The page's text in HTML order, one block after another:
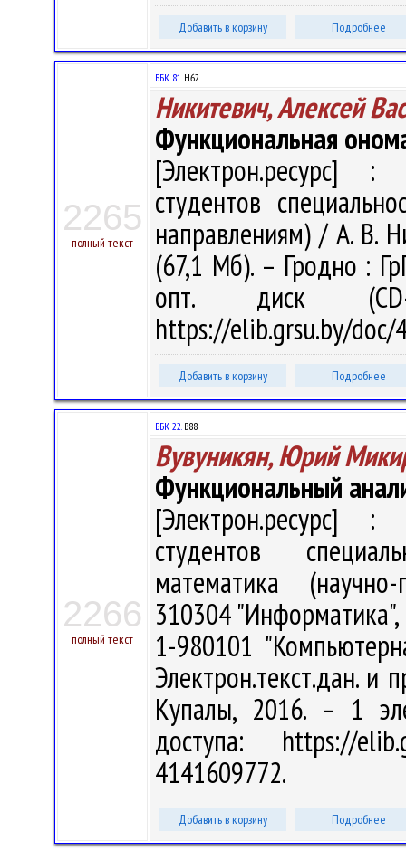
Добавить в корзину Подробнее
2265
полный текст
ББК 81.Н62
Никитевич, Алексей
Функциональная
[Электрон.ресурс] :
студентов
направлениям) / А. В.
(67,1 Мб). – Гродно :
опт. диск
https://elib.grsu.by/doc/
Добавить в корзину Подробнее
2266
полный текст
ББК 22.В88
Вувуникян, Юрий
Функциональный
[Электрон.ресурс] :
студентов
математика
310304
1-980101
Электрон.текст.дан. и
Купалы, 2016. – 1
доступа: https://
4141609772.
Добавить в корзину Подробнее